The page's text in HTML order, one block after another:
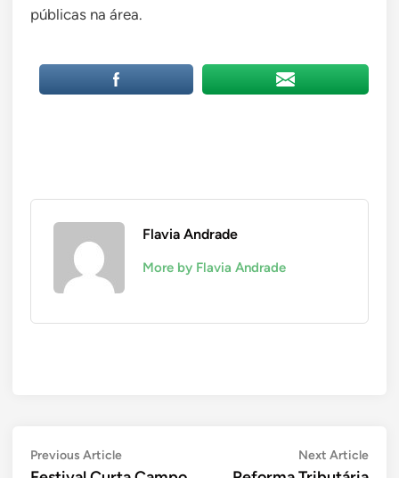
públicas na área.
Flavia Andrade
More by Flavia Andrade
Navegação
Previous ArticlePrevious
Next ArticleNext